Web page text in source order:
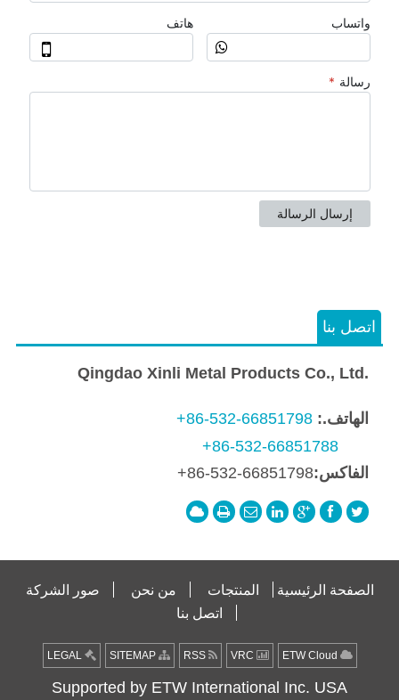
اتصل بنا
Qingdao Xinli Metal Products Co., Ltd.
الهاتف.: +86-532-66851798
+86-532-66851788
الفاكس:+86-532-66851798
الصفحة الرئيسية المنتجات من نحن
صور الشركة
اتصل بنا
RSS
SITEMAP
Supported by ETW International Inc. USA